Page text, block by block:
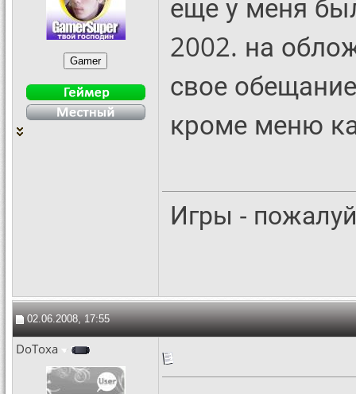
еще у меня
2002. на
свое
кроме меню
Игры -
02.06.2008, 17:55
DoToxa